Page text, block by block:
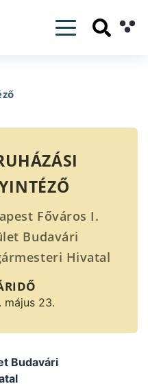
Toggle
Főváros I.
Budavári
Hivatal
hirdet
május 23.
Budavári